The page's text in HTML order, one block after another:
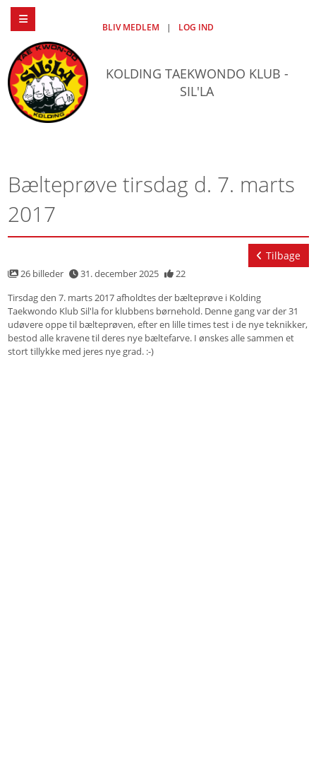
BLIV MEDLEM | LOG IND
KOLDING TAEKWONDO KLUB -
SIL'LA
Bælteprøve tirsdag d. 7. marts
2017
Tilbage
26 billeder 31. december 2025
22
Tirsdag den 7. marts 2017 afholdtes der bælteprøve i Kolding
Taekwondo Klub Sil'la for klubbens børnehold. Denne gang var der 31
udøvere oppe til bælteprøven, efter en lille times test i de nye teknikker,
bestod alle kravene til deres nye bæltefarve. I ønskes alle sammen et
stort tillykke med jeres nye grad. :-)